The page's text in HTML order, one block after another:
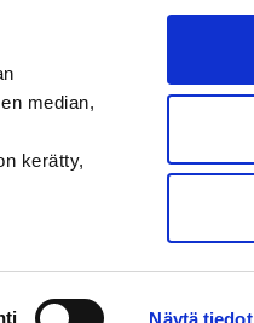
median,
kerätty,
Näytä tiedot